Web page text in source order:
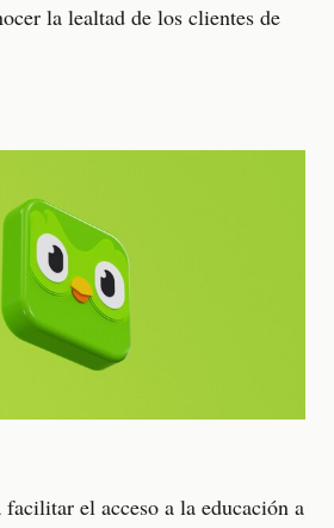
la lealtad de los clientes de
el acceso a la educación a